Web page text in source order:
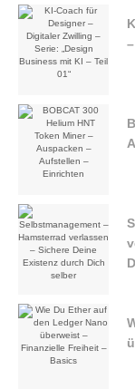
g
a
t
n